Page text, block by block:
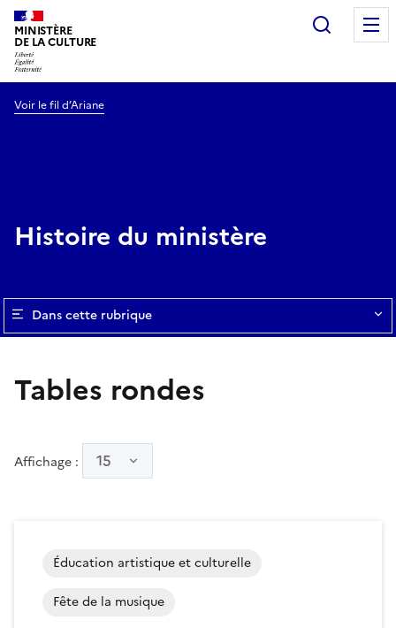
MINISTÈRE
DE LA CULTURE
Voir le fil d’Ariane
Histoire du ministère
Dans cette rubrique
Tables rondes
Affichage : 15
Éducation artistique et culturelle
Fête de la musique